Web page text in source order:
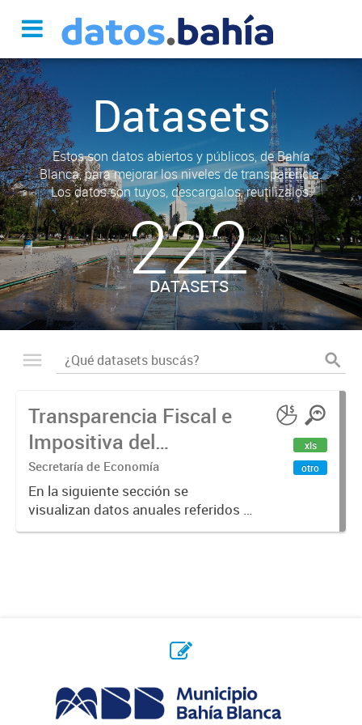
Datasets
Estos son datos abiertos y públicos, de Bahía
Blanca, para mejorar los niveles de transparencia.
Los datos son tuyos, descargalos, reutilizalos.
222
DATASETS
Transparencia Fiscal e
Impositiva del
Municipio. Año 2023
Secretaría de Economía
En la siguiente sección se
visualizan datos anuales referidos a
la transparencia fiscal e impositiva
xls
otro